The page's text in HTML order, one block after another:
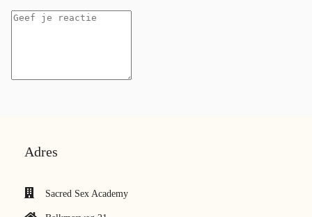
Adres
Sacred Sex Academy